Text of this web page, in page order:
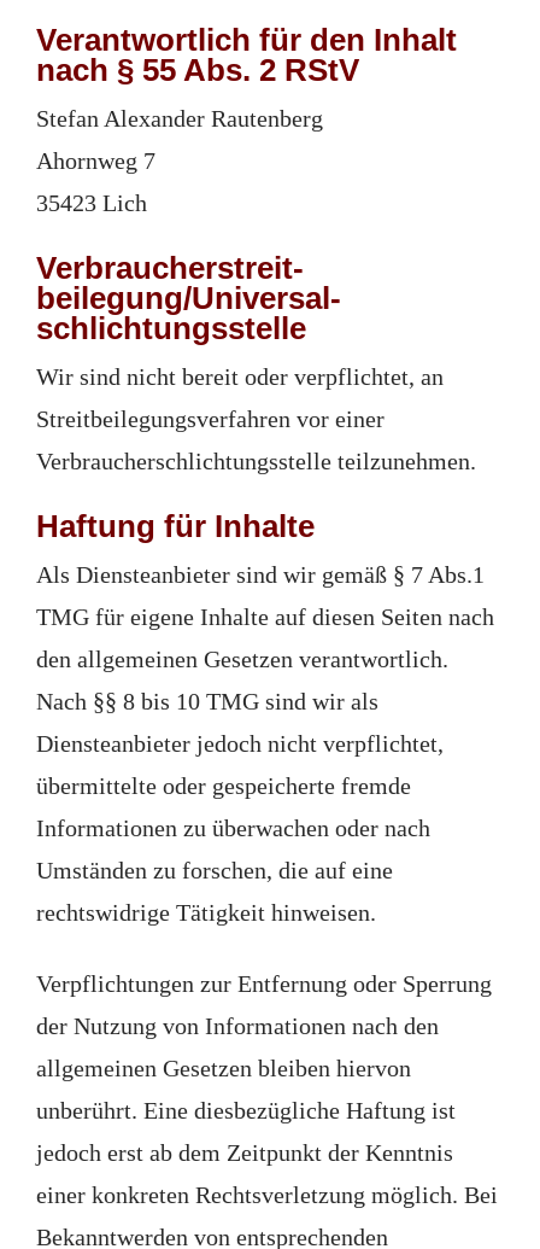
Verantwortlich für den Inhalt
nach § 55 Abs. 2 RStV
Stefan Alexander Rautenberg
Ahornweg 7
35423 Lich
Verbraucher­streit­
beilegung/Universal­
schlichtungs­stelle
Wir sind nicht bereit oder verpflichtet, an
Streitbeilegungsverfahren vor einer
Verbraucherschlichtungsstelle teilzunehmen.
Haftung für Inhalte
Als Diensteanbieter sind wir gemäß § 7 Abs.1
TMG für eigene Inhalte auf diesen Seiten nach
den allgemeinen Gesetzen verantwortlich.
Nach §§ 8 bis 10 TMG sind wir als
Diensteanbieter jedoch nicht verpflichtet,
übermittelte oder gespeicherte fremde
Informationen zu überwachen oder nach
Umständen zu forschen, die auf eine
rechtswidrige Tätigkeit hinweisen.
Verpflichtungen zur Entfernung oder Sperrung
der Nutzung von Informationen nach den
allgemeinen Gesetzen bleiben hiervon
unberührt. Eine diesbezügliche Haftung ist
jedoch erst ab dem Zeitpunkt der Kenntnis
einer konkreten Rechtsverletzung möglich. Bei
Bekanntwerden von entsprechenden